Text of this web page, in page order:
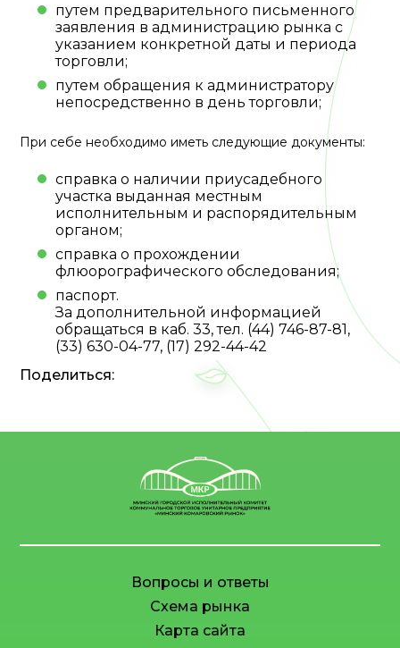
путем предварительного письменного
заявления в администрацию рынка с
указанием конкретной даты и периода
торговли;
путем обращения к администратору
непосредственно в день торговли;
При себе необходимо иметь следующие документы:
справка о наличии приусадебного
участка выданная местным
исполнительным и распорядительным
органом;
справка о прохождении
флюорографического обследования;
паспорт.
За дополнительной информацией
обращаться в каб. 33, тел. (44) 746-87-81,
(33) 630-04-77, (17) 292-44-42
Поделиться:
Вопросы и ответы
Схема рынка
Карта сайта